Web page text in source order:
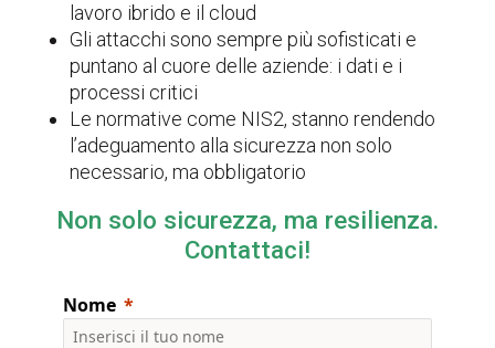
lavoro ibrido e il cloud
Gli attacchi sono sempre più sofisticati e
puntano al cuore delle aziende: i dati e i
processi critici
Le normative come NIS2, stanno rendendo
l’adeguamento alla sicurezza non solo
necessario, ma obbligatorio
Non solo sicurezza, ma resilienza.
Contattaci!
Nome